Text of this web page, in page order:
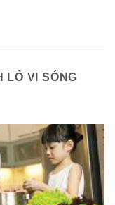
LÒ VI SÓNG